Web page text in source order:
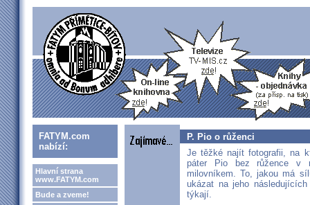
FATYM.com
nabízí:
Hlavní strana
www.FATYM.com
Bude a zveme!
P. Pio o růženci
Je těžké najít fotografii, na
páter Pio bez růžence v
milovníkem. To, jakou má
ukázat na jeho
týkají.